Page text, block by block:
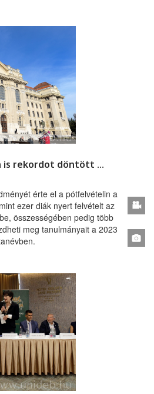
A pótfelvételin is rekordot döntött a Debreceni Egyetem
érte el a pótfelvételin a
ezer diák nyert felvételt az
összességében pedig több
meg tanulmányait a 2023